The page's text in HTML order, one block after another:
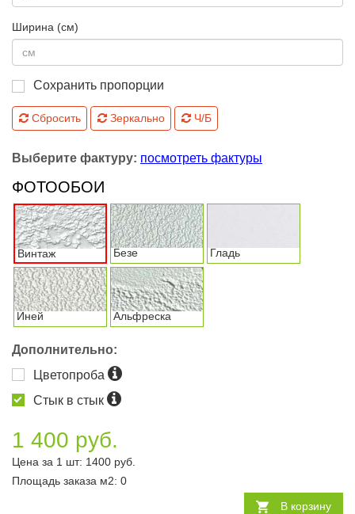
Ширина (см)
Сохранить пропорции
Сбросить Зеркально Ч/Б
Выберите фактуру: посмотреть фактуры
ФОТООБОИ
Винтаж Безе Гладь
Иней Альфреска
Дополнительно:
Цветопроба
Стык в стык
1 400 руб.
Цена за 1 шт: 1400 руб.
Площадь заказа м2: 0
В корзину